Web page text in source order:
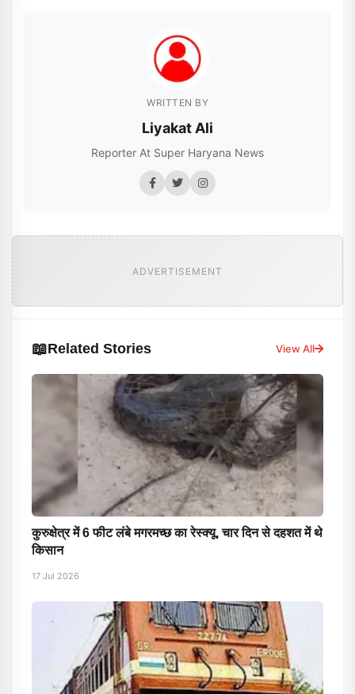
WRITTEN BY
Liyakat Ali
Reporter At Super Haryana News
ADVERTISEMENT
📖Related Stories View All
कुरुक्षेत्र में 6 फीट लंबे मगरमच्छ का रेस्क्यू, चार दिन से दहशत में थे
किसान
17 Jul 2026